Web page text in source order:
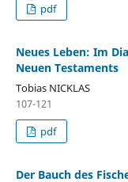
pdf
Neues Leben: Im
Neuen Testaments
Tobias NICKLAS
107-121
pdf
Der Bauch des